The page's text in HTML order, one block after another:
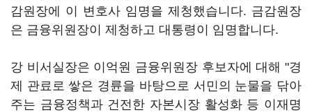
감원장에 이 변호사 임명을 제청했습니다. 금감원장
은 금융위원장이 제청하고 대통령이 임명합니다.
강 비서실장은 이억원 금융위원장 후보자에 대해 "경
제 관료로 쌓은 경륜을 바탕으로 서민의 눈물을 닦아
주는 금융정책과 건전한 자본시장 활성화 등 이재명